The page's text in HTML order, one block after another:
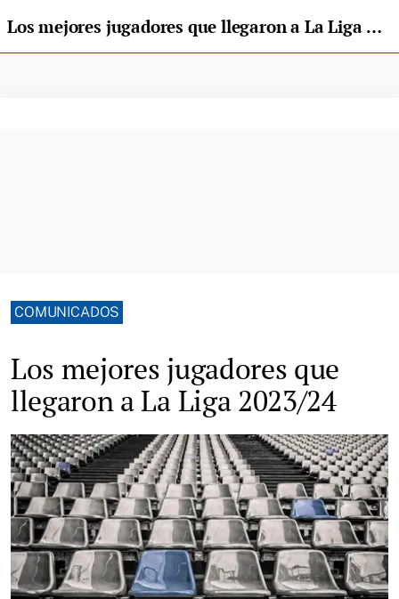
Los mejores jugadores que llegaron a La Liga 2023/24
COMUNICADOS
Los mejores jugadores que
llegaron a La Liga 2023/24